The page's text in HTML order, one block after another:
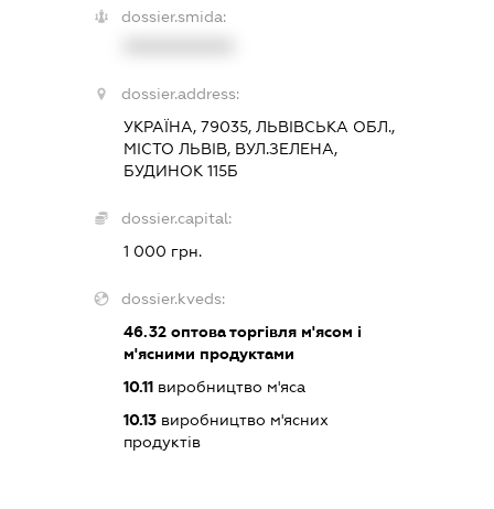
dossier.smida:
dossier.address:
УКРАЇНА, 79035, ЛЬВІВСЬКА ОБЛ.,
МІСТО ЛЬВІВ, ВУЛ.ЗЕЛЕНА,
БУДИНОК 115Б
dossier.capital:
1 000 грн.
dossier.kveds:
46.32оптова торгівля м'ясом і
м'ясними продуктами
10.11виробництво м'яса
10.13виробництво м'ясних
продуктів